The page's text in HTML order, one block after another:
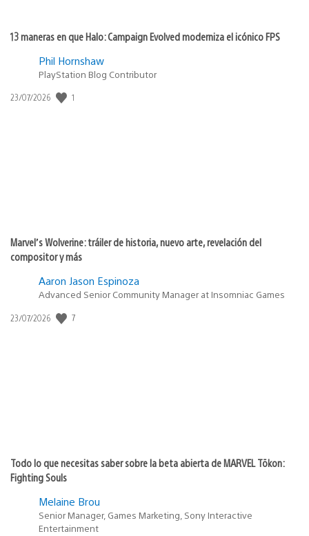
13 maneras en que Halo: Campaign Evolved moderniza el icónico FPS
Phil Hornshaw
PlayStation Blog Contributor
Fecha
23/07/2026 1
Marvel’s Wolverine: tráiler de historia, nuevo arte, revelación del
compositor y más
Aaron Jason Espinoza
Advanced Senior Community Manager at Insomniac Games
Fecha
23/07/2026 7
Todo lo que necesitas saber sobre la beta abierta de MARVEL Tōkon:
Fighting Souls
Melaine Brou
Senior Manager, Games Marketing, Sony Interactive
Entertainment